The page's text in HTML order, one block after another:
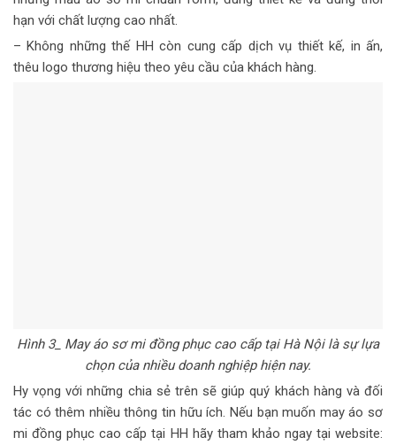
hạn với chất lượng cao nhất.
– Không những thế HH còn cung cấp dịch vụ thiết kế, in ấn,
thêu logo thương hiệu theo yêu cầu của khách hàng.
Hình3_ May áo sơ mi đồng phục cao cấp tại Hà Nội là sự lựa
chọn của nhiều doanh nghiệp hiện nay.
Hy vọng với những chia sẻ trên sẽ giúp quý khách hàng và đối
tác có thêm nhiều thông tin hữu ích. Nếu bạn muốn may áo sơ
mi đồng phục cao cấp tại HH hãy tham khảo ngay tại website: